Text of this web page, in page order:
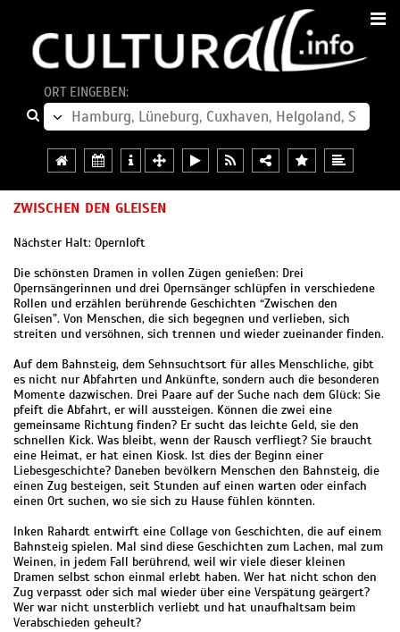
ORT EINGEBEN:
ZWISCHEN DEN GLEISEN
Nächster Halt: Opernloft
Die schönsten Dramen in vollen Zügen genießen: Drei
Opernsängerinnen und drei Opernsänger schlüpfen in verschiedene
Rollen und erzählen berührende Geschichten “Zwischen den
Gleisen”. Von Menschen, die sich begegnen und verlieben, sich
streiten und versöhnen, sich trennen und wieder zueinander finden.
Auf dem Bahnsteig, dem Sehnsuchtsort für alles Menschliche, gibt
es nicht nur Abfahrten und Ankünfte, sondern auch die besonderen
Momente dazwischen. Drei Paare auf der Suche nach dem Glück: Sie
pfeift die Abfahrt, er will aussteigen. Können die zwei eine
gemeinsame Richtung finden? Er sucht das leichte Geld, sie den
schnellen Kick. Was bleibt, wenn der Rausch verfliegt? Sie braucht
eine Heimat, er hat einen Kiosk. Ist dies der Beginn einer
Liebesgeschichte? Daneben bevölkern Menschen den Bahnsteig, die
einen Zug besteigen, seit Stunden auf einen warten oder einfach
einen Ort suchen, wo sie sich zu Hause fühlen könnten.
Inken Rahardt entwirft eine Collage von Geschichten, die auf einem
Bahnsteig spielen. Mal sind diese Geschichten zum Lachen, mal zum
Weinen, in jedem Fall berührend, weil wir viele dieser kleinen
Dramen selbst schon einmal erlebt haben. Wer hat nicht schon den
Zug verpasst oder sich mal wieder über eine Verspätung geärgert?
Wer war nicht unsterblich verliebt und hat unaufhaltsam beim
Verabschieden geheult?